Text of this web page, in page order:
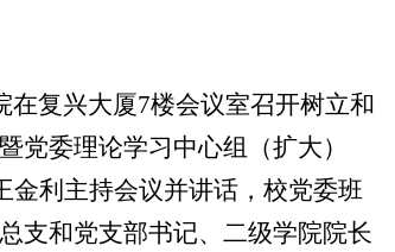
在复兴大厦7楼会议室召开树立和
党委理论学习中心组（扩大）
金利主持会议并讲话，校党委班
支和党支部书记、二级学院院长